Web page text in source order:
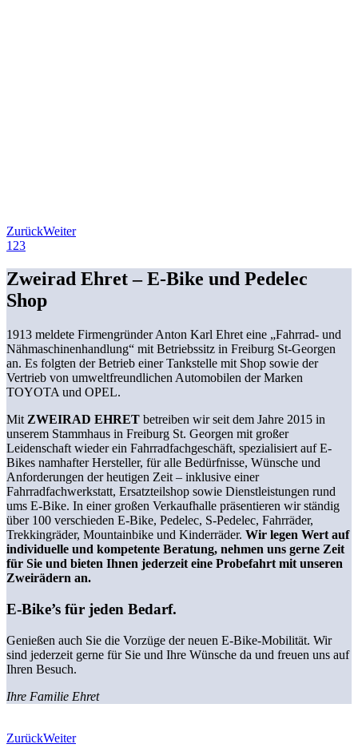
ZurückWeiter
1 23
Zweirad Ehret – E-Bike und Pedelec
Shop
1913 meldete Firmengründer Anton Karl Ehret eine „Fahr­rad- und
Nähmaschinenhandlung“ mit Betriebssitz in Frei­burg St-Georgen
an. Es folgten der Betrieb einer Tankstelle mit Shop sowie der
Vertrieb von umweltfreundli­chen Automobilen der Marken
TOYOTA und OPEL.
Mit ZWEIRAD EHRET be­treiben wir seit dem Jahre 2015 in
unserem Stammhaus in Frei­burg St. Georgen mit großer
Leidenschaft wieder ein Fahr­radfachgeschäft, spezialisiert auf E-
Bikes namhafter Herstel­ler, für alle Bedürfnisse, Wün­sche und
Anforderungen der heutigen Zeit – inklusive einer
Fahrradfachwerkstatt, Ersatz­teilshop sowie Dienstleistun­gen rund
ums E-Bike. In einer großen Verkaufhalle präsentieren wir ständig
über 100 verschieden E-Bike, Pedelec, S-Pedelec, Fahrräder,
Trekkingräder, Mountainbike und Kinderräder. Wir legen Wert auf
individuelle und kompetente Beratung, nehmen uns gerne Zeit
für Sie und bieten Ihnen jederzeit eine Probefahrt mit unseren
Zweirädern an.
E-Bike’s für jeden Bedarf.
Genießen auch Sie die Vorzüge der neuen E-Bike-Mobilität. Wir
sind jederzeit gerne für Sie und Ihre Wünsche da und freuen uns auf
Ihren Besuch.
Ihre Familie Ehret
ZurückWeiter